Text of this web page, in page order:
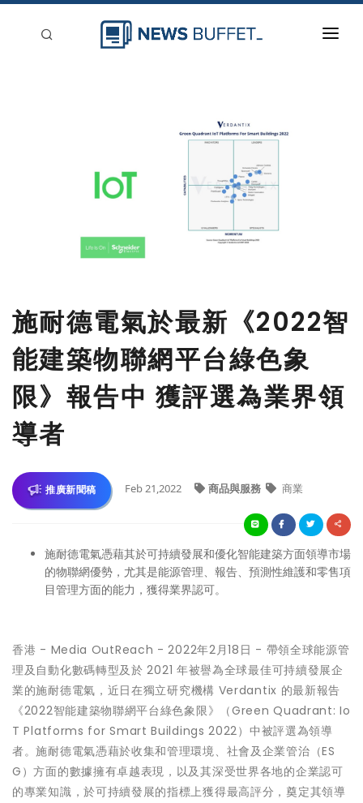
施耐德電氣於最新《2022智
能建築物聯網平台綠色象
限》報告中 獲評選為業界領
導者
推廣新聞稿 Feb 21,2022 商品與服務 商業
施耐德電氣憑藉其於可持續發展和優化智能建築方面領導市場
的物聯網優勢，尤其是能源管理、報告、預測性維護和零售項
目管理方面的能力，獲得業界認可。
香港 - Media OutReach - 2022年2月18日 - 帶領全球能源管
理及自動化數碼轉型及於2021 年被譽為全球最佳可持續發展企
業的施耐德電氣 ，近日在獨立研究機構 Verdantix 的最新報告
《2022智能建築物聯網平台綠色象限》
（Green Quadrant: Io
T Platforms for Smart Buildings 2022）中被評選為領導
者。施耐德電氣憑藉於收集和管理環境、社會及企業管治（ES
G）方面的數據擁有卓越表現，以及其深受世界各地的企業認可
的專業知識，於可持續發展的指標上獲得最高評分，奠定其領導